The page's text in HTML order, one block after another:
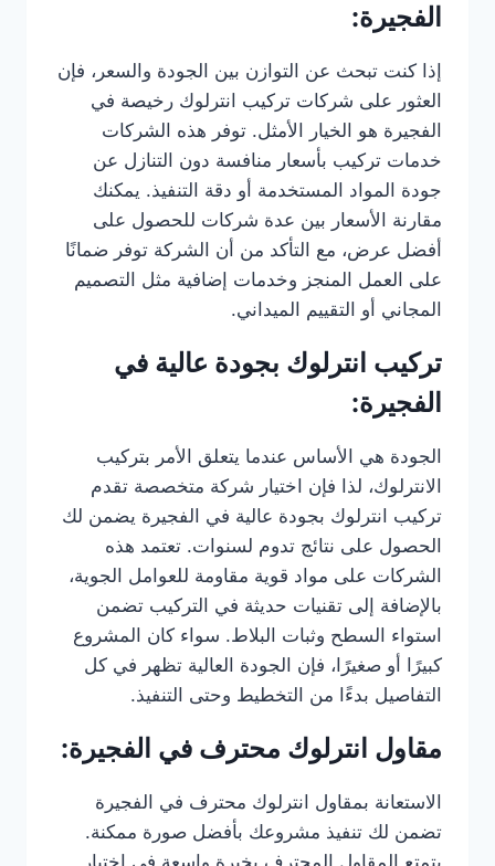
الفجيرة:
إذا كنت تبحث عن التوازن بين الجودة والسعر، فإن
العثور على شركات تركيب انترلوك رخيصة في
الفجيرة هو الخيار الأمثل. توفر هذه الشركات
خدمات تركيب بأسعار منافسة دون التنازل عن
جودة المواد المستخدمة أو دقة التنفيذ. يمكنك
مقارنة الأسعار بين عدة شركات للحصول على
أفضل عرض، مع التأكد من أن الشركة توفر ضمانًا
على العمل المنجز وخدمات إضافية مثل التصميم
المجاني أو التقييم الميداني.
تركيب انترلوك بجودة عالية في
الفجيرة:
الجودة هي الأساس عندما يتعلق الأمر بتركيب
الانترلوك، لذا فإن اختيار شركة متخصصة تقدم
تركيب انترلوك بجودة عالية في الفجيرة يضمن لك
الحصول على نتائج تدوم لسنوات. تعتمد هذه
الشركات على مواد قوية مقاومة للعوامل الجوية،
بالإضافة إلى تقنيات حديثة في التركيب تضمن
استواء السطح وثبات البلاط. سواء كان المشروع
كبيرًا أو صغيرًا، فإن الجودة العالية تظهر في كل
التفاصيل بدءًا من التخطيط وحتى التنفيذ.
مقاول انترلوك محترف في الفجيرة:
الاستعانة بمقاول انترلوك محترف في الفجيرة
تضمن لك تنفيذ مشروعك بأفضل صورة ممكنة.